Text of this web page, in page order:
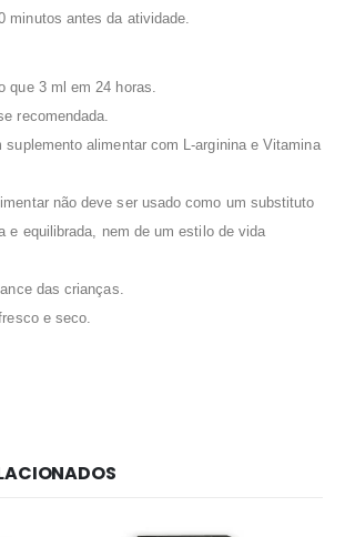
minutos antes da atividade.
que 3 ml em 24 horas.
recomendada.
suplemento alimentar com L-arginina e Vitamina
não deve ser usado como um substituto
e equilibrada, nem de um estilo de vida
das crianças.
e seco.